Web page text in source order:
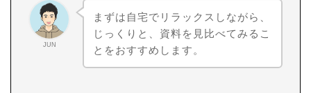
JUN
まずは自宅でリラックスしながら、
じっくりと、資料を見比べてみるこ
とをおすすめします。